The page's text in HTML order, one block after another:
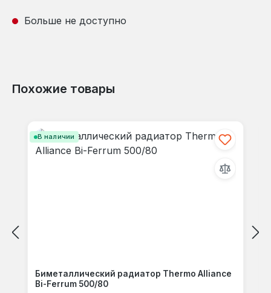
Больше не доступно
Похожие товары
В наличии
Биметаллический радиатор Thermo Alliance
Bi-Ferrum 500/80